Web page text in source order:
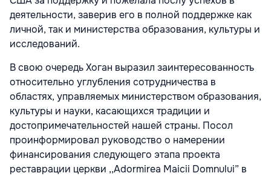
деятельности, заверив его в полной поддержке как
личной, так и министерства образования, культуры и
исследований.
В свою очередь Хоган выразил заинтересованность
относительно углубления сотрудничества в
областях, управляемых министерством образования,
культуры и науки, касающихся традиции и
достопримечательностей нашей страны. Посол
проинформировал руководство о намерении
финансирования следующего этапа проекта
реставрации церкви ,,Adormirea Maicii Domnului” в